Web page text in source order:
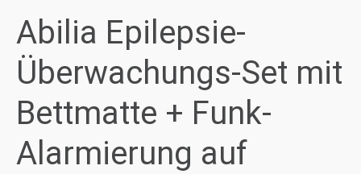
Abilia Epilepsie-
Überwachungs-Set mit
Bettmatte + Funk-
Alarmierung auf